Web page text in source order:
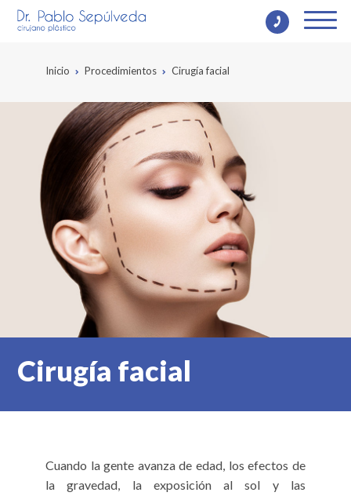
Inicio Procedimientos Cirugía facial
Cirugía facial
Cuando la gente avanza de edad, los efectos de
la gravedad, la exposición al sol y las